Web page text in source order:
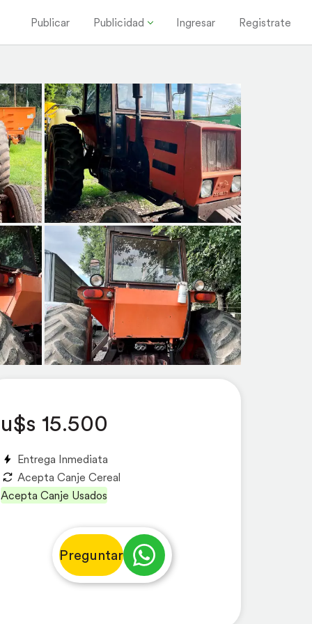
Publicar Publicidad Ingresar Registrate
u$s 15.500
Entrega Inmediata
Acepta Canje Cereal
Acepta Canje Usados
Preguntar